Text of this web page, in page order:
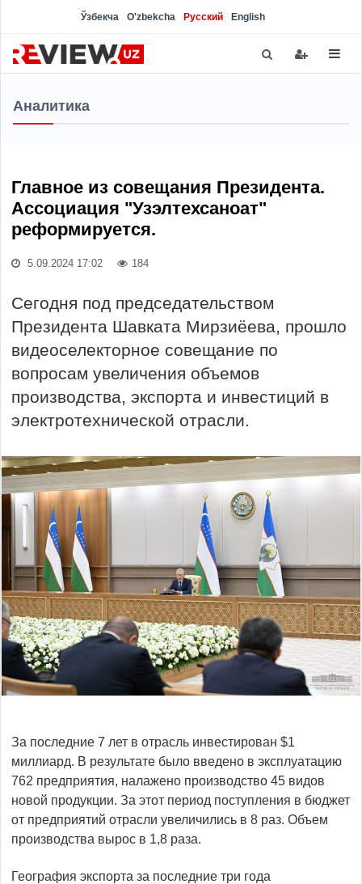
Ўзбекча O'zbekcha Русский English
Аналитика
Главное из совещания Президента.
Ассоциация "Узэлтехсаноат"
реформируется.
5.09.2024 17:02 184
Сегодня под председательством
Президента Шавката Мирзиёева, прошло
видеоселекторное совещание по
вопросам увеличения объемов
производства, экспорта и инвестиций в
электротехнической отрасли.
За последние 7 лет в отрасль инвестирован $1
миллиард. В результате было введено в эксплуатацию
762 предприятия, налажено производство 45 видов
новой продукции. За этот период поступления в бюджет
от предприятий отрасли увеличились в 8 раз. Объем
производства вырос в 1,8 раза.
География экспорта за последние три года